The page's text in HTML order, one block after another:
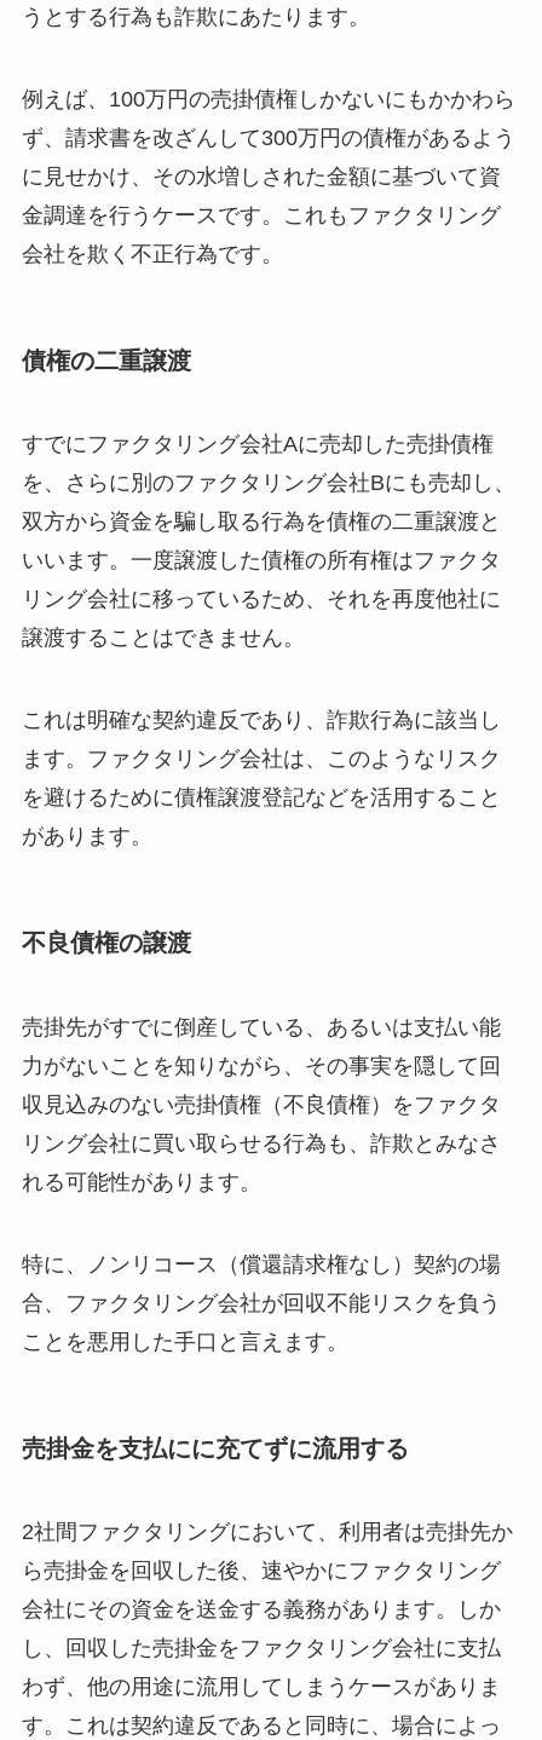
うとする行為も詐欺にあたります。
例えば、100万円の売掛債権しかないにもかかわら
ず、請求書を改ざんして300万円の債権があるよう
に見せかけ、その水増しされた金額に基づいて資
金調達を行うケースです。これもファクタリング
会社を欺く不正行為です。
債権の二重譲渡
すでにファクタリング会社Aに売却した売掛債権
を、さらに別のファクタリング会社Bにも売却し、
双方から資金を騙し取る行為を債権の二重譲渡と
いいます。一度譲渡した債権の所有権はファクタ
リング会社に移っているため、それを再度他社に
譲渡することはできません。
これは明確な契約違反であり、詐欺行為に該当し
ます。ファクタリング会社は、このようなリスク
を避けるために債権譲渡登記などを活用すること
があります。
不良債権の譲渡
売掛先がすでに倒産している、あるいは支払い能
力がないことを知りながら、その事実を隠して回
収見込みのない売掛債権（不良債権）をファクタ
リング会社に買い取らせる行為も、詐欺とみなさ
れる可能性があります。
特に、ノンリコース（償還請求権なし）契約の場
合、ファクタリング会社が回収不能リスクを負う
ことを悪用した手口と言えます。
売掛金を支払にに充てずに流用する
2社間ファクタリングにおいて、利用者は売掛先か
ら売掛金を回収した後、速やかにファクタリング
会社にその資金を送金する義務があります。しか
し、回収した売掛金をファクタリング会社に支払
わず、他の用途に流用してしまうケースがありま
す。これは契約違反であると同時に、場合によっ